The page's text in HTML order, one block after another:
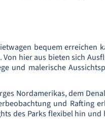
bequem erreichen
hier aus bieten sich
und malerische
Nordamerikas, dem
und Rafting
des Parks flexibel hin und